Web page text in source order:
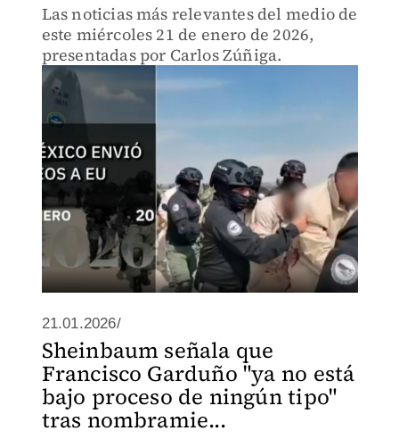
Las noticias más relevantes del medio de
este miércoles 21 de enero de 2026,
presentadas por Carlos Zúñiga.
21.01.2026/
Sheinbaum señala que
Francisco Garduño "ya no está
bajo proceso de ningún tipo"
tras nombramie...